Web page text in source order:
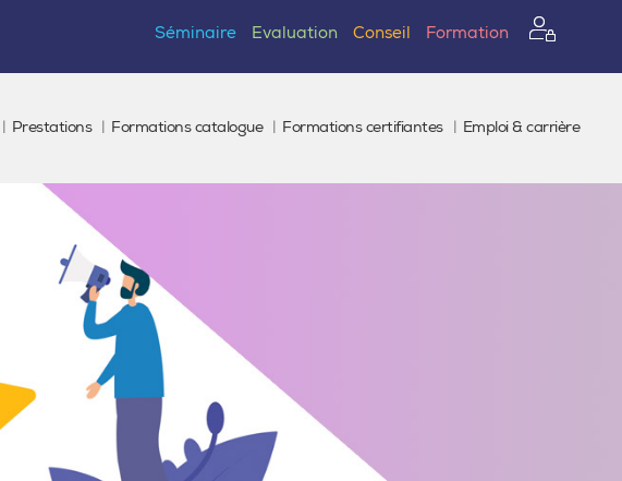
Séminaire Evaluation Conseil Formation
Prestations Formations catalogue Formations certifiantes Emploi & carrière